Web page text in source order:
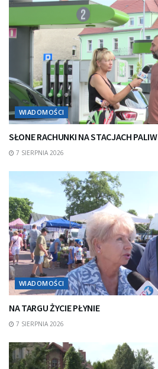
WIADOMOŚCI
SŁONE RACHUNKI NA STACJACH PALIW
7 SIERPNIA 2026
WIADOMOŚCI
NA TARGU ŻYCIE PŁYNIE
7 SIERPNIA 2026